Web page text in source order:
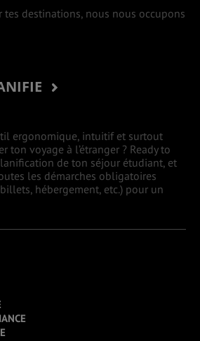
destinations, nous nous occupons
ergonomique, intuitif et surtout
ton voyage à l’étranger ? Ready to
de ton séjour étudiant, et
les démarches obligatoires
hébergement, etc.) pour un